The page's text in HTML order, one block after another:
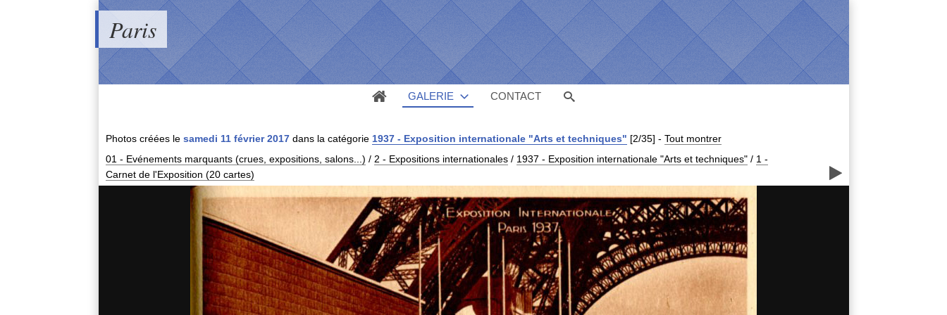
Paris
GALERIE CONTACT
Photos créées le samedi 11 février 2017dans la catégorie 1937 - Exposition internationale "Arts et techniques" [2/35] - Tout montrer
01 - Evénements marquants (crues, expositions, salons...) / 2 - Expositions internationales / 1937 - Exposition internationale "Arts et techniques" / 1 -
Carnet de l'Exposition (20 cartes)
